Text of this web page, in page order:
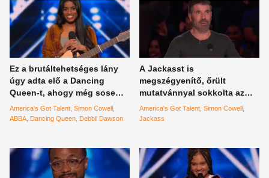
Ez a brutáltehetséges lány
úgy adta elő a Dancing
Queen-t, ahogy még sosem
hallhattad
America's Got Talent Simon Cowell
ABBA Dancing Queen Debbii Dawson
A Jackasst is
megszégyenítő, őrült
mutatvánnyal sokkolta az
egész világot pár brit férfi
America's Got Talent Simon Cowell
Jackass